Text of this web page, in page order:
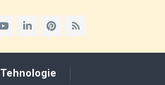
Tehnologie